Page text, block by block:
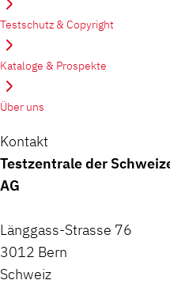
Testschutz & Copyright
Kataloge & Prospekte
Über uns
Kontakt
Testzentrale der
AG
Länggass-Strasse 76
3012 Bern
Schweiz